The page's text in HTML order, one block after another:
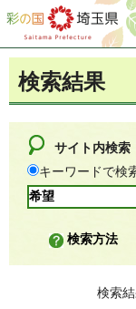
彩の国 埼玉県
検索結果
サイト内検索
キーワードで検
検索方法
検索